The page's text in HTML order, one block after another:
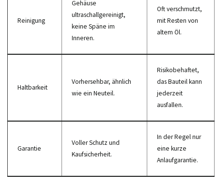
Reinigung
Gehäuse
ultraschallgereinigt,
keine Späne im
Inneren.
Oft verschmutzt,
mit Resten von
altem Öl.
Haltbarkeit
Vorhersehbar, ähnlich
wie ein Neuteil.
Risikobehaftet,
das Bauteil kann
jederzeit
ausfallen.
Garantie
Voller Schutz und
Kaufsicherheit.
In der Regel nur
eine kurze
Anlaufgarantie.